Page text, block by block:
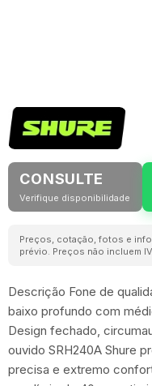
CONSULTE
Verifique disponibilidade
Preços, cotação, fotos e
prévio. Preços não incluem
Descrição Fone de
baixo profundo com
Design fechado,
ouvido SRH240A Shure
precisa e extremo